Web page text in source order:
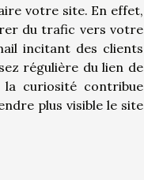
votre site. En effet,
du trafic vers votre
incitant des clients
régulière du lien de
curiosité contribue
plus visible le site